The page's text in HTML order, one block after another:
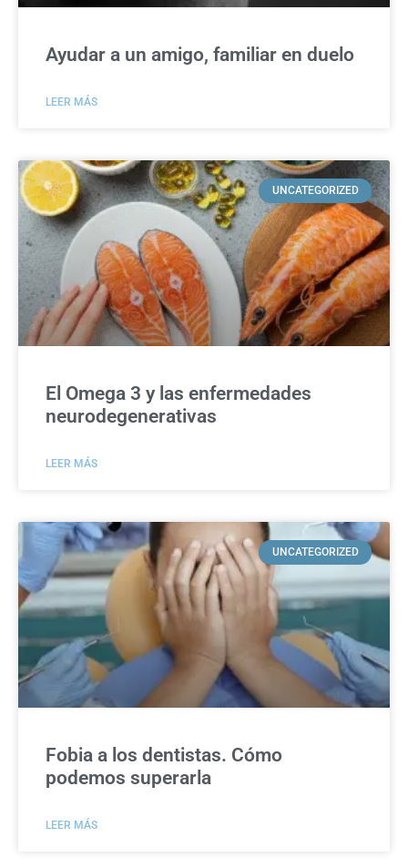
Ayudar a un amigo, familiar en duelo
LEER MÁS
UNCATEGORIZED
El Omega 3 y las enfermedades
neurodegenerativas
LEER MÁS
UNCATEGORIZED
Fobia a los dentistas. Cómo
podemos superarla
LEER MÁS